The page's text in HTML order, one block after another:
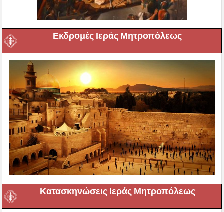
Εκδρομές Ιεράς Μητροπόλεως
Κατασκηνώσεις Ιεράς Μητροπόλεως